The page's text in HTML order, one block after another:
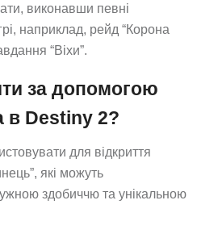
виконавши певні
наприклад, рейд “Корона
“Віхи”.
за допомогою
в Destiny 2?
для відкриття
які можуть
здобиччю та унікальною